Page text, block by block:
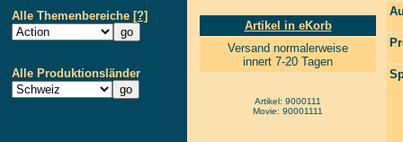
Alle Themenbereiche [?]
Alle Produktionsländer
Artikel in eKorb
Versand normalerweise
innert 7-20 Tagen
Artikel: 9000111
Movie: 90001111